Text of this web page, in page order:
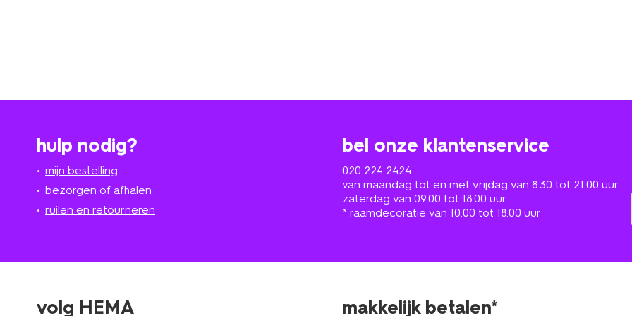
hulp nodig?
mijn bestelling
bezorgen of afhalen
ruilen en retourneren
bel onze klantenservice
020 224 2424
van maandag tot en met vrijdag van 8.30 tot 21.00 uur
zaterdag van 09.00 tot 18.00 uur
* raamdecoratie van 10.00 tot 18.00 uur
volg HEMA makkelijk betalen*